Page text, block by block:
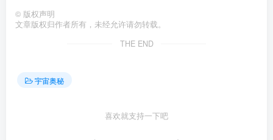
© 版权声明
文章版权归作者所有，未经允许请勿转载。
THE END
宇宙奥秘
喜欢就支持一下吧